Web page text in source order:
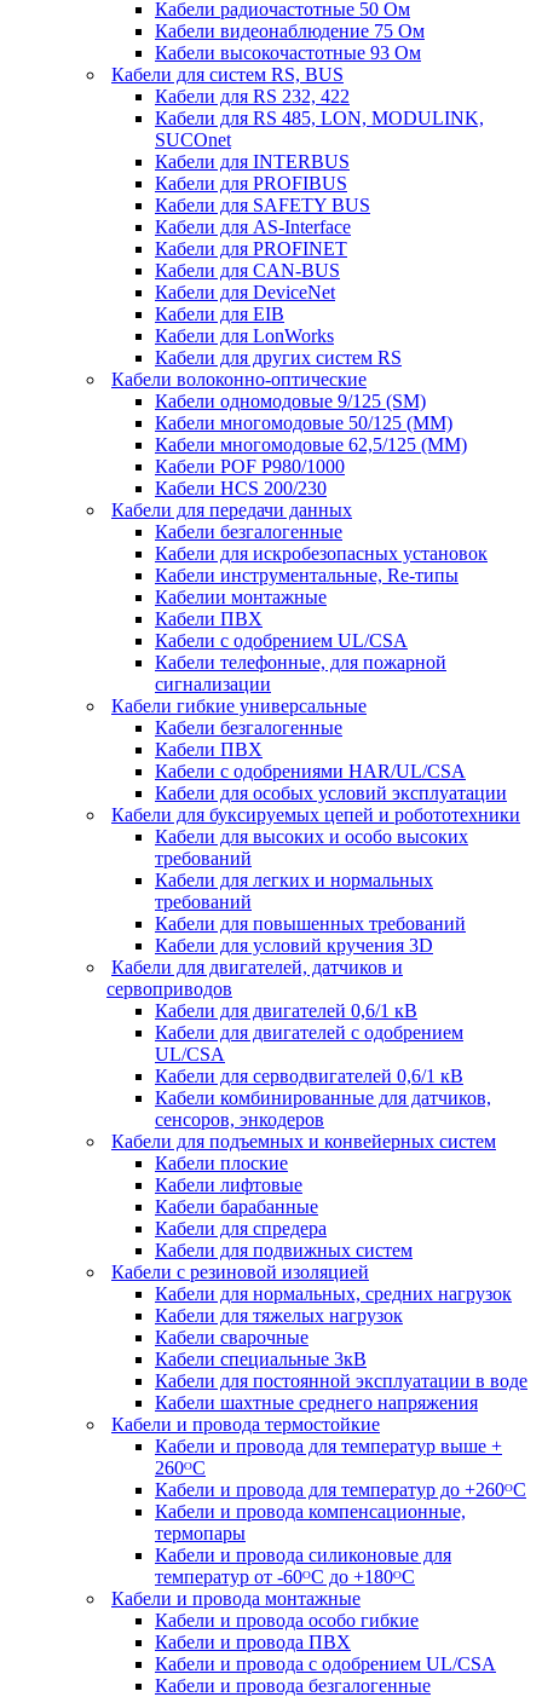
Кабели радиочастотные 50 Ом
Кабели видеонаблюдение 75 Ом
Кабели высокочастотные 93 Ом
Кабели для систем RS, BUS
Кабели для RS 232, 422
Кабели для RS 485, LON, MODULINK,
SUCOnet
Кабели для INTERBUS
Кабели для PROFIBUS
Кабели для SAFETY BUS
Кабели для AS-Interface
Кабели для PROFINET
Кабели для CAN-BUS
Кабели для DeviceNet
Кабели для EIB
Кабели для LonWorks
Кабели для других систем RS
Кабели волоконно-оптические
Кабели одномодовые 9/125 (SM)
Кабели многомодовые 50/125 (ММ)
Кабели многомодовые 62,5/125 (ММ)
Кабели POF P980/1000
Кабели HCS 200/230
Кабели для передачи данных
Кабели безгалогенные
Кабели для искробезопасных установок
Кабели инструментальные, Re-типы
Кабелии монтажные
Кабели ПВХ
Кабели с одобрением UL/CSA
Кабели телефонные, для пожарной
сигнализации
Кабели гибкие универсальные
Кабели безгалогенные
Кабели ПВХ
Кабели с одобрениями HAR/UL/CSA
Кабели для особых условий эксплуатации
Кабели для буксируемых цепей и робототехники
Кабели для высоких и особо высоких
требований
Кабели для легких и нормальных
требований
Кабели для повышенных требований
Кабели для условий кручения 3D
Кабели для двигателей, датчиков и
сервоприводов
Кабели для двигателей 0,6/1 кВ
Кабели для двигателей с одобрением
UL/CSA
Кабели для серводвигателей 0,6/1 кВ
Кабели комбинированные для датчиков,
cенсоров, энкодеров
Кабели для подъемных и конвейерных систем
Кабели плоские
Кабели лифтовые
Кабели барабанные
Кабели для спредера
Кабели для подвижных систем
Кабели с резиновой изоляцией
Кабели для нормальных, средних нагрузок
Кабели для тяжелых нагрузок
Кабели сварочные
Кабели специальные 3кВ
Кабели для постоянной эксплуатации в воде
Кабели шахтные среднего напряжения
Кабели и провода термостойкие
Кабели и провода для температур выше +
260ᴼС
Кабели и провода для температур до +260ᴼС
Кабели и провода компенсационные,
термопары
Кабели и провода силиконовые для
температур от -60ᴼC до +180ᴼС
Кабели и провода монтажные
Кабели и провода особо гибкие
Кабели и провода ПВХ
Кабели и провода с одобрением UL/CSA
Кабели и провода безгалогенные